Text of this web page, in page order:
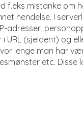
f.eks mistanke om
hendelse. I
adresser,
URL (sjeldent) og
lenge man har
etc. Disse